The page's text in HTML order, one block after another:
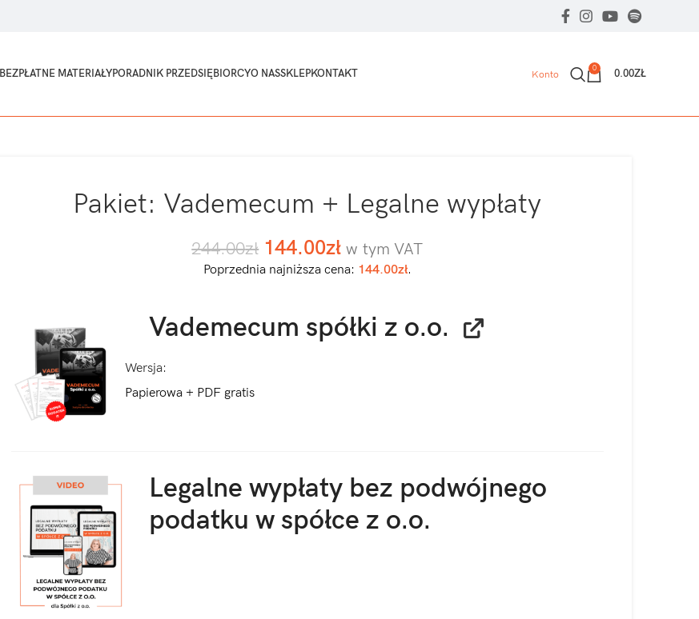
BEZPŁATNE MATERIAŁYPORADNIK PRZEDSIĘBIORCYO NASSKLEPKONTAKT Konto
0 0.00ZŁ
Pakiet: Vademecum + Legalne wypłaty
244.00zł 144.00zł w tym VAT
Poprzednia najniższa cena: 144.00zł.
Vademecum spółki z o.o.
Wersja
Papierowa + PDF gratis
Legalne wypłaty bez podwójnego
podatku w spółce z o.o.